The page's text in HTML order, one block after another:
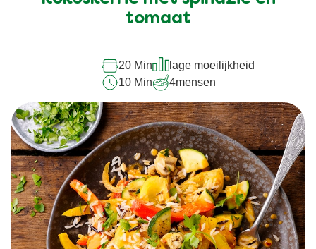
voor
tomaat
20 Min
lage moeilijkheid
10 Min
4mensen